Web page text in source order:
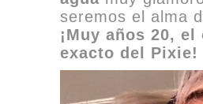
seremos el alma
¡Muy años 20, el
exacto del Pixie!